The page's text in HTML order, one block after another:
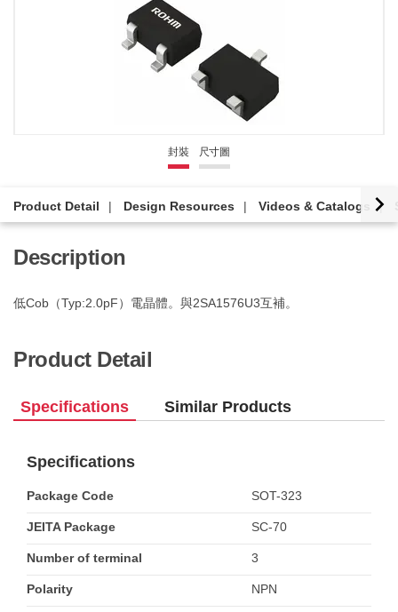
封裝 尺寸圖
Product Detail Design Resources Videos & Catalogs
Description
低Cob（Typ:2.0pF）電晶體。與2SA1576U3互補。
Product Detail
Specifications Similar Products
Specifications
Package Code SOT-323
JEITA Package SC-70
Number of terminal 3
Polarity NPN